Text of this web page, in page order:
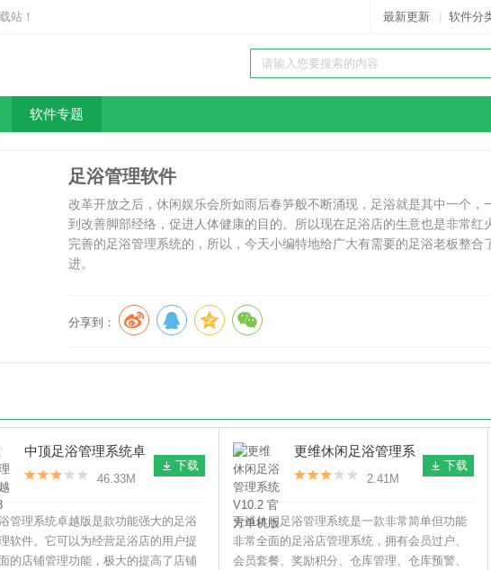
站！ 最新更新 软件分
软件专题
足浴管理软件
改革开放之后，休闲娱乐会所如雨后春笋般不断涌现，足浴就是其中一个
到改善脚部经络，促进人体健康的目的。所以现在足浴店的生意也是非常
完善的足浴管理系统的，所以，今天小编特地给广大有需要的足浴老板整
进。
分享到：
中顶足浴管理系统卓
越版 V8.8 官方版
46.33M
下载
管理系统卓越版是款功能强大的足浴
软件。它可以为经营足浴店的用户提
的店铺管理功能，极大的提高了店铺
更维休闲足浴管理系
统 V10.2 官方单机版
2.41M
下载
更维休闲足浴管理系统是一款非常简单但功能
非常全面的足浴店管理系统，拥有会员过户、
会员套餐、奖励积分、仓库管理、仓库预警、